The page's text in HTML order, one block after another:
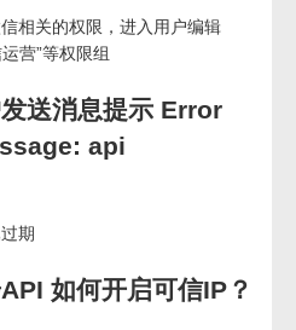
相关的权限，进入用户编辑
营”等权限组
送消息提示 Error
api
期
如何开启可信IP？